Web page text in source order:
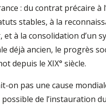
: du contrat précaire à
stables, à la
à la consolidation d’un
déjà ancien, le progrès
depuis le XIX° siècle.
on pas une cause
de l’instauration